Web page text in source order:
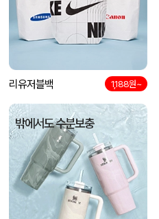
리유저블백 1,188원~
밖에서도 수분보충